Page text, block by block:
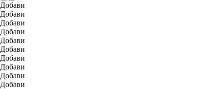
Добави
Добави
Добави
Добави
Добави
Добави
Добави
Добави
Добави
Добави